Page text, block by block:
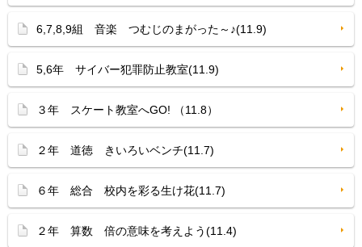
6,7,8,9組 音楽 つむじのまがった～♪(11.9)
5,6年 サイバー犯罪防止教室(11.9)
３年 スケート教室へGO! （11.8）
２年 道徳 きいろいベンチ(11.7)
６年 総合 校内を彩る生け花(11.7)
２年 算数 倍の意味を考えよう(11.4)